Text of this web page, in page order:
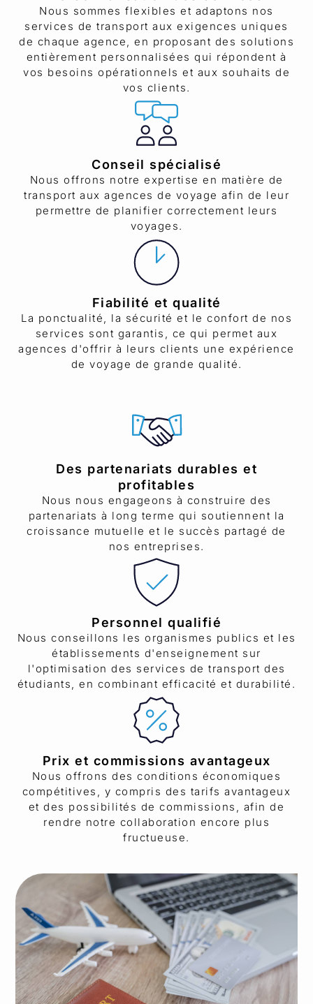
Nous sommes flexibles et adaptons nos
services de transport aux exigences uniques
de chaque agence, en proposant des solutions
entièrement personnalisées qui répondent à
vos besoins opérationnels et aux souhaits de
vos clients.
Conseil spécialisé
Nous offrons notre expertise en matière de
transport aux agences de voyage afin de leur
permettre de planifier correctement leurs
voyages.
Fiabilité et qualité
La ponctualité, la sécurité et le confort de nos
services sont garantis, ce qui permet aux
agences d'offrir à leurs clients une expérience
de voyage de grande qualité.
Des partenariats durables et
profitables
Nous nous engageons à construire des
partenariats à long terme qui soutiennent la
croissance mutuelle et le succès partagé de
nos entreprises.
Personnel qualifié
Nous conseillons les organismes publics et les
établissements d'enseignement sur
l'optimisation des services de transport des
étudiants, en combinant efficacité et durabilité.
Prix et commissions avantageux
Nous offrons des conditions économiques
compétitives, y compris des tarifs avantageux
et des possibilités de commissions, afin de
rendre notre collaboration encore plus
fructueuse.